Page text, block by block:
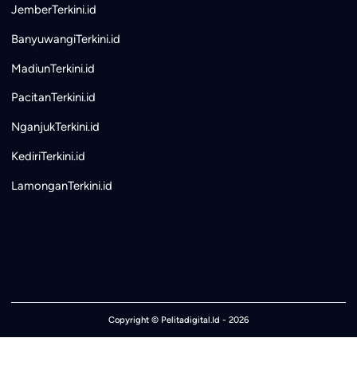
JemberTerkini.id
BanyuwangiTerkini.id
MadiunTerkini.id
PacitanTerkini.id
NganjukTerkini.id
KediriTerkini.id
LamonganTerkini.id
Copyright © Pelitadigital.Id - 2026